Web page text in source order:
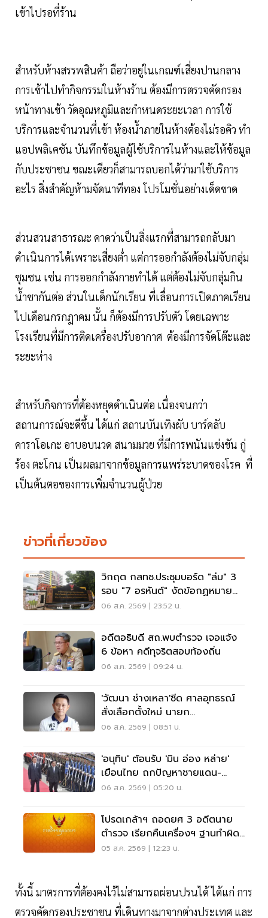
เข้าไปรอที่ร้าน
สำหรับห้างสรรพสินค้า ถือว่าอยู่ในเกณฑ์เสี่ยงปานกลาง
การเข้าไปทำกิจกรรมในห้างร้าน ต้องมีการตรวจคัดกรอง
หน้าทางเข้า วัดอุณหภูมิและกำหนดระยะเวลา การใช้
บริการและจำนวนที่เข้า ห้องน้ำภายในห้างต้องไม่รอคิว ทำ
แอปพลิเคชัน บันทึกข้อมูลผู้ใช้บริการในห้างและให้ข้อมูล
กับประชาชน ขณะเดียวก็สามารถบอกได้ว่ามาใช้บริการ
อะไร สิ่งสำคัญห้ามจัดนาทีทอง โปรโมชั่นอย่างเด็ดขาด
ส่วนสวนสาธารณะ คาดว่าเป็นสิ่งแรกที่สามารถกลับมา
ดำเนินการได้เพราะเสี่ยงต่ำ แต่การออกำลังต้องไม่จับกลุ่ม
ชุมชน เช่น การออกกำลังกายทำได้ แต่ต้องไม่จับกลุ่มกิน
น้ำชากันต่อ ส่วนในเด็กนักเรียน ที่เลื่อนการเปิดภาคเรียน
ไปเดือนกรกฎาคม นั้น ก็ต้องมีการปรับตัว โดยเฉพาะ
โรงเรียนที่มีการติดเครื่องปรับอากาศ ต้องมีการจัดโต๊ะและ
ระยะห่าง
สำหรับกิจการที่ต้องหยุดดำเนินต่อ เนื่องจนกว่า
สถานการณ์จะดีขึ้น ได้แก่ สถานบันเทิงผับ บาร์คลับ
คาราโอเกะ อาบอบนวด สนามมวย ที่มีการพนันแข่งขัน กู่
ร้อง ตะโกน เป็นผลมาจากข้อมูลการแพร่ระบาดของโรค ที่
เป็นต้นตอของการเพิ่มจำนวนผู้ป่วย
ข่าวที่เกี่ยวข้อง
วิกฤต กสทช.ประชุมบอร์ด "ล่ม" 3
รอบ "7 อรหันต์" งัดข้อกฏหมาย
ไม่มีใครยอมใคร
06 ส.ค. 2569 | 23:52 น.
อดีตอธิบดี สถ.พบตำรวจ เจอแจ้ง
6 ข้อหา คดีทุจริตสอบท้องถิ่น
06 ส.ค. 2569 | 09:24 น.
'วัฒนา ช่างเหลา'ซีด ศาลอุทธรณ์
สั่งเลือกตั้งใหม่ นายก
อบจ.ขอนแก่น
06 ส.ค. 2569 | 08:51 น.
'อนุทิน' ต้อนรับ 'มิน อ่อง หล่าย'
เยือนไทย ถกปัญหาชายแดน-
พลังงาน-การค้า
06 ส.ค. 2569 | 05:20 น.
โปรดเกล้าฯ ถอดยศ 3 อดีตนาย
ตำรวจ เรียกคืนเครื่องฯ ฐานทำผิด
วินัยร้ายแรง
05 ส.ค. 2569 | 12:23 น.
ทั้งนี้ มาตรการที่ต้องคงไว้ไม่สามารถผ่อนปรนได้ ได้แก่ การ
ตรวจคัดกรองประชาชน ที่เดินทางมาจากต่างประเทศ และ